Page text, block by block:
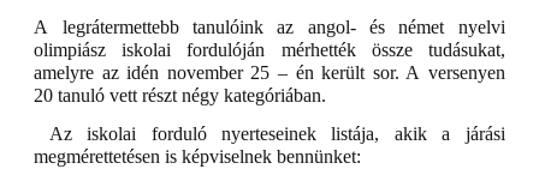
A legrátermettebb tanulóink az angol- és német nyelvi
olimpiász iskolai fordulóján mérhették össze tudásukat,
amelyre az idén november 25 – én került sor. A versenyen
20 tanuló vett részt négy kategóriában.
Az iskolai forduló nyerteseinek listája, akik a járási
megmérettetésen is képviselnek bennünket: